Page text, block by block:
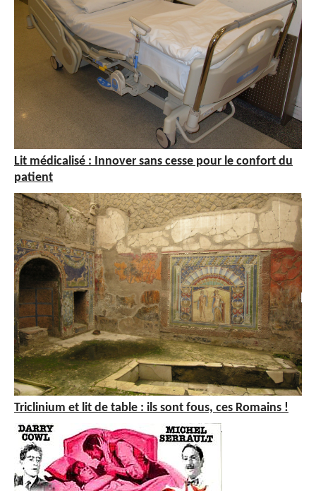
Lit médicalisé : Innover sans cesse pour le confort du
patient
Triclinium et lit de table : ils sont fous, ces Romains !